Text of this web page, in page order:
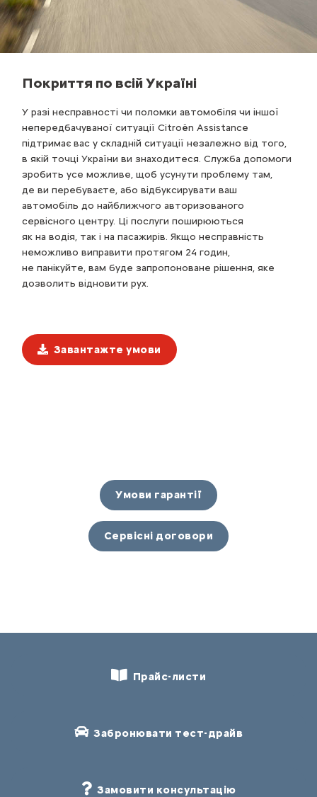
Покриття по всій Україні
У разі несправності чи поломки автомобіля чи іншої
непередбачуваної ситуації Citroën Assistance
підтримає вас у складній ситуації незалежно від того,
в якій точці України ви знаходитеся. Служба допомоги
зробить усе можливе, щоб усунути проблему там,
де ви перебуваєте, або відбуксирувати ваш
автомобіль до найближчого авторизованого
сервісного центру. Ці послуги поширюються
як на водія, так і на пасажирів. Якщо несправність
неможливо виправити протягом 24 годин,
не панікуйте, вам буде запропоноване рішення, яке
дозволить відновити рух.
Завантажте умови
Умови гарантії
Сервісні договори
Прайс-листи
Забронювати тест-драйв
Замовити консультацію